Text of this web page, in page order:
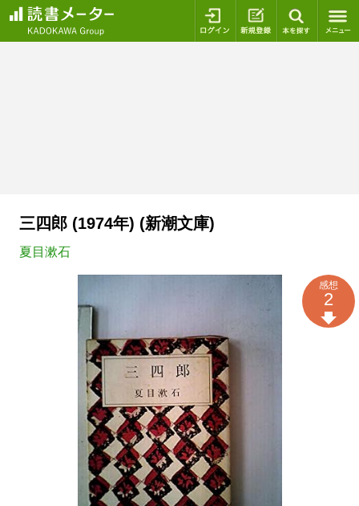
ログイン 新規登録
三四郎 (1974年) (新潮文庫)
夏目漱石
感想
2